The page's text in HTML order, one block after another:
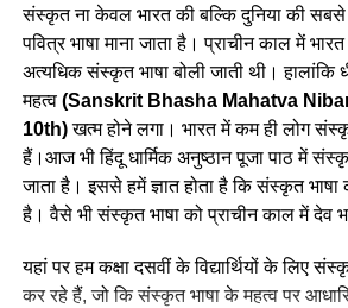
Diwali Essay in Sanskrit for Class 10
Essay on Sadachar in Sanskrit for
Essay on the Sanskrit Language in
Kalidas Nibandh in Sanskrit for Class
Essay on Holi in Sanskrit for Class 10th
उद्यानम् का निबंध संस्कृत भाषा मेंClick Here
10 Sentence on Raksha Bandhan in
Essay on Chhattisgarh in Sanskrit
Animals Names In
शशकः
खरगोश
लोमशः
लोमड़ी
मृगः / हरिणः
हिरन
भल्लूकः
भालू
संस्कृत ना केवल भारत की बल्कि दुनिया की सबसे
पवित्र भाषा माना जाता है। प्राचीन काल में
अत्यधिक संस्कृत भाषा बोली जाती थी। हालांकि
महत्व(Sanskrit Bhasha Mahatva
10th)खत्म होने लगा। भारत में कम ही लोग
हैं।आज भी हिंदू धार्मिक अनुष्ठान पूजा पाठ में
जाता है। इससे हमें ज्ञात होता है कि संस्कृत भाषा
है। वैसे भी संस्कृत भाषा को प्राचीन काल में देव
यहां पर हम कक्षा दसवीं के विद्यार्थियों के लिए
कर रहे हैं, जो कि संस्कृत भाषा के महत्व पर